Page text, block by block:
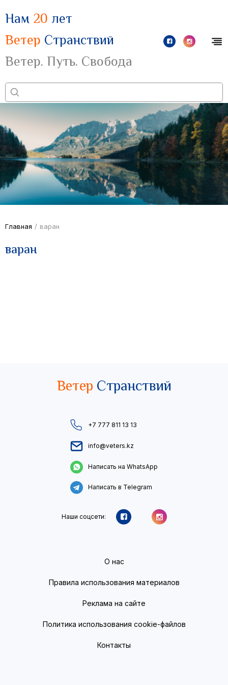
Нам 20 лет
Ветер Странствий
Ветер. Путь. Свобода
Главная / варан
варан
Ветер Странствий
+7 777 811 13 13
info@veters.kz
Написать на WhatsApp
Написать в Telegram
Наши соцсети:
О нас
Правила использования материалов
Реклама на сайте
Политика использования cookie-файлов
Контакты